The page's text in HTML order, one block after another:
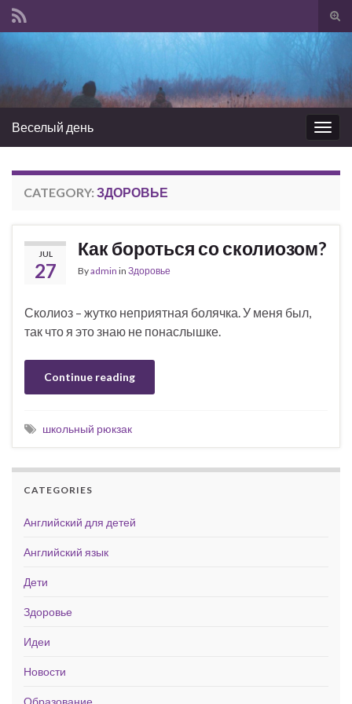
Веселый день
CATEGORY: ЗДОРОВЬЕ
JUL
27
Как бороться со сколиозом?
Byadmin in Здоровье
Сколиоз – жутко неприятная болячка. У меня был,
так что я это знаю не понаслышке.
Continue reading
школьный рюкзак
CATEGORIES
Английский для детей
Английский язык
Дети
Здоровье
Идеи
Новости
Образование